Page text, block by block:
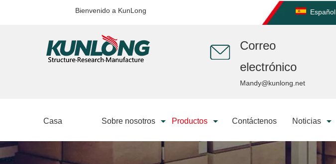
Bienvenido a KunLong Español
Correo
electrónico
Mandy@kunlong.net
Casa Sobre nosotros Productos Contáctenos Noticias